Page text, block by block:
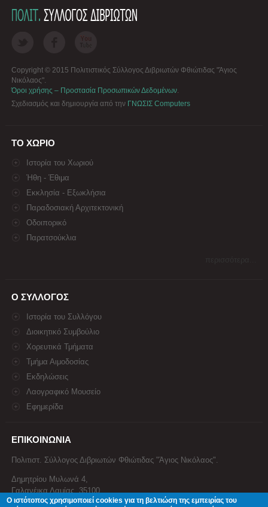
Copyright © 2015 Πολιτιστικός Σύλλογος Διβριωτών Φθιώτιδας "Άγιος
Νικόλαος".
Όροι χρήσης – Προστασία Προσωπικών Δεδομένων.
Σχεδιασμός και δημιουργία από την ΓΝΩΣΙΣ Computers
ΤΟ ΧΩΡΙΟ
Ιστορία του Χωριού
Ήθη - Έθιμα
Εκκλησία - Εξωκλήσια
Παραδοσιακή Αρχιτεκτονική
Οδοιπορικό
Παρατσούκλια
Ο ΣΥΛΛΟΓΟΣ
Ιστορία του Συλλόγου
Διοικητικό Συμβούλιο
Χορευτικά Τμήματα
Τμήμα Αιμοδοσίας
Εκδηλώσεις
Λαογραφικό Μουσείο
Εφημερίδα
ΕΠΙΚΟΙΝΩΝΙΑ
Πολιτιστ. Σύλλογος Διβριωτών Φθιώτιδας "Άγιος Νικόλαος".
Δημητρίου Μυλωνά 4,
Γαλανέικα Λαμίας, 35100
Τηλέφωνο: 22310 34674
Ο ιστότοπος χρησιμοποιεί cookies για τη βελτιώση της εμπειρίας του